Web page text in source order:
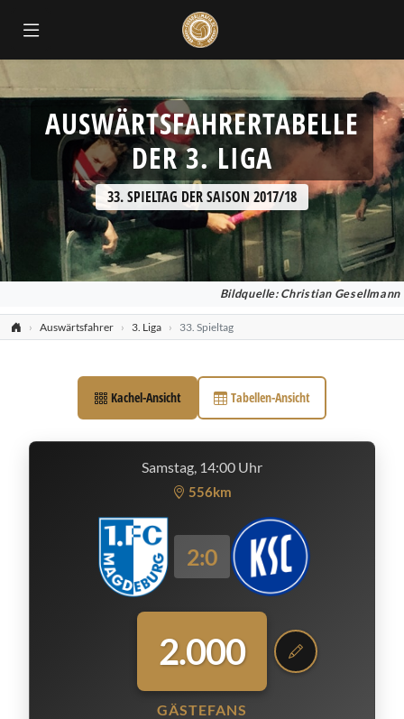
AUSWÄRTSFAHRERTABELLE
DER 3. LIGA
33. SPIELTAG DER SAISON 2017/18
Bildquelle: Christian Gesellmann
Auswärtsfahrer 3. Liga 33. Spieltag
Kachel-Ansicht Tabellen-Ansicht
Samstag, 14:00 Uhr
556km
2:0
2.000
GÄSTEFANS